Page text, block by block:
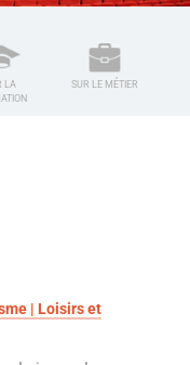
LA
SUR LE MÉTIER
| Loisirs et